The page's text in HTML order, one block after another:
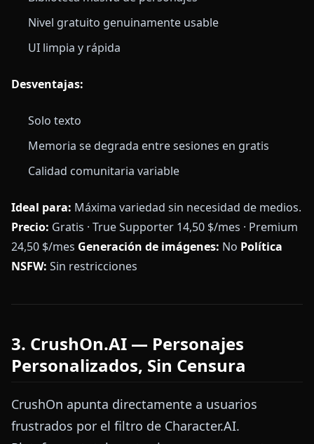
Nivel gratuito genuinamente usable
UI limpia y rápida
Desventajas:
Solo texto
Memoria se degrada entre sesiones en gratis
Calidad comunitaria variable
Ideal para: Máxima variedad sin necesidad de medios.
Precio: Gratis · True Supporter 14,50 $/mes · Premium
24,50 $/mes Generación de imágenes: No Política
NSFW: Sin restricciones
3. CrushOn.AI — Personajes
Personalizados, Sin Censura
CrushOn apunta directamente a usuarios
frustrados por el filtro de Character.AI.